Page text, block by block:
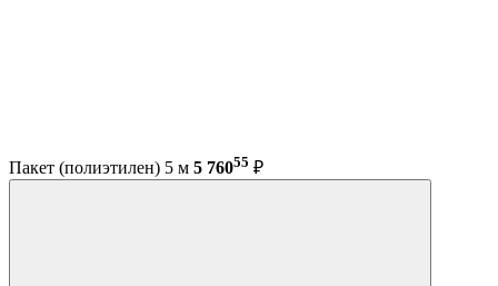
Пакет (полиэтилен) 5 м 5 76055 ₽